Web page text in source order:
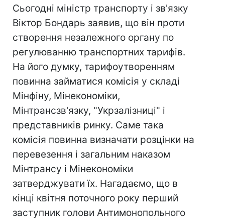
Сьогодні міністр транспорту і зв'язку
Віктор Бондарь заявив, що він проти
створення незалежного органу по
регулюванню транспортних тарифів.
На його думку, тарифоутворенням
повинна займатися комісія у складі
Мінфіну, Мінекономіки,
Мінтрансзв'язку, "Укрзалізниці" і
представників ринку. Саме така
комісія повинна визначати розцінки на
перевезення і загальним наказом
Мінтрансу і Мінекономіки
затверджувати їх. Нагадаємо, що в
кінці квітня поточного року перший
заступник голови Антимонопольного